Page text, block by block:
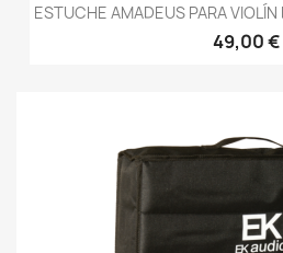
ESTUCHE AMADEUS PARA
49,00 €